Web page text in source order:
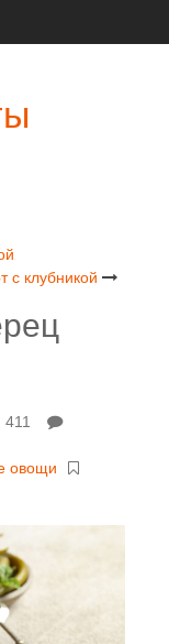
с клубникой
овощи